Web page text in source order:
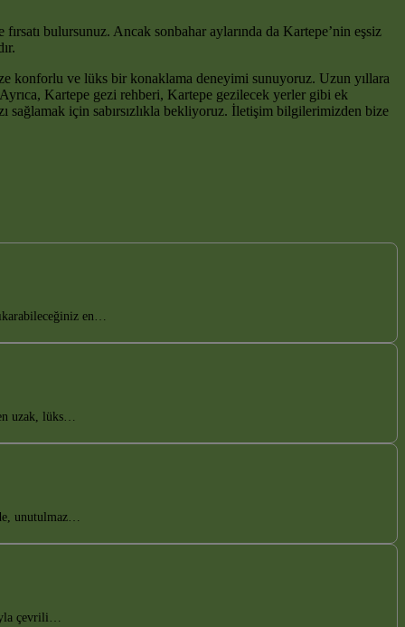
bulursunuz. Ancak sonbahar aylarında da Kartepe’nin eşsiz
konforlu ve lüks bir konaklama deneyimi sunuyoruz. Uzun yıllara
Kartepe gezi rehberi, Kartepe gezilecek yerler gibi ek
için sabırsızlıkla bekliyoruz. İletişim bilgilerimizden bize
en…
uzak, lüks…
unutulmaz…
çevrili…